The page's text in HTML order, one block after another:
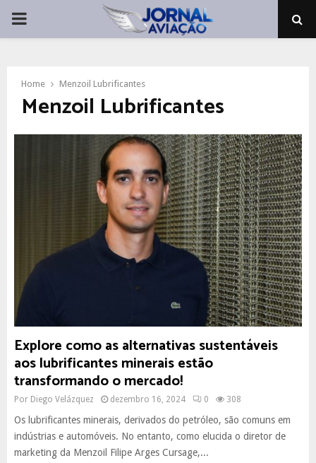
PRIMARY
Home Menzoil Lubrificantes
Menzoil Lubrificantes
Explore como as alternativas sustentáveis
aos lubrificantes minerais estão
transformando o mercado!
Por Diego Velázquez dezembro 16, 2024 0 308
Os lubrificantes minerais, derivados do petróleo, são comuns em
indústrias e automóveis. No entanto, como elucida o diretor de
marketing da Menzoil Filipe Arges Cursage,...